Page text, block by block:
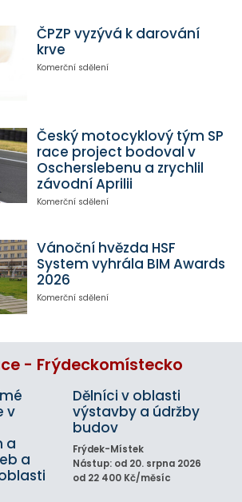
ČPZP vyzývá k darování
krve
Komerční sdělení
Český motocyklový tým SP
race project bodoval v
Oscherslebenu a zrychlil
závodní Aprilii
Komerční sdělení
Vánoční hvězda HSF
System vyhrála BIM Awards
2026
Komerční sdělení
- Frýdeckomístecko
v
a
a
Dělníci v oblasti
výstavby a údržby
budov
Frýdek-Místek
Nástup: od 20. srpna 2026
od 22 400 Kč/měsíc